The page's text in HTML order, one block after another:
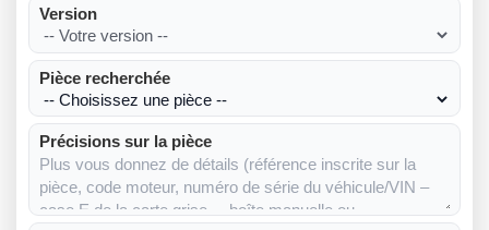
Version
Pièce recherchée
Précisions sur la pièce